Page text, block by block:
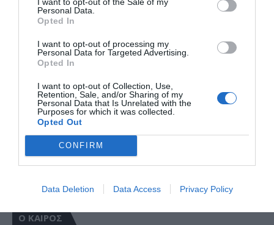
Personal Data.
Opted In
I want to opt-out of processing my
Personal Data for Targeted Advertising.
Opted In
I want to opt-out of Collection, Use,
Retention, Sale, and/or Sharing of my
Personal Data that Is Unrelated with the
Purposes for which it was collected.
Opted Out
CONFIRM
Data Deletion Data Access Privacy Policy
Ο ΚΑΙΡΟΣ